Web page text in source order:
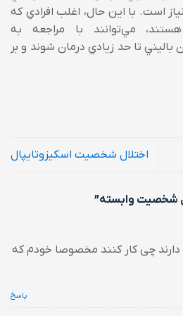
است. با اين حال، اغلب افرادي که
مي‌‌توانند با مراجعه به
تا حد زيادي درمان شوند و بر
اختلال شخصیت اسکیزوتایپال
شخصیت وابسته”
چی کار کنند مخصوصا خودم که
پاسخ